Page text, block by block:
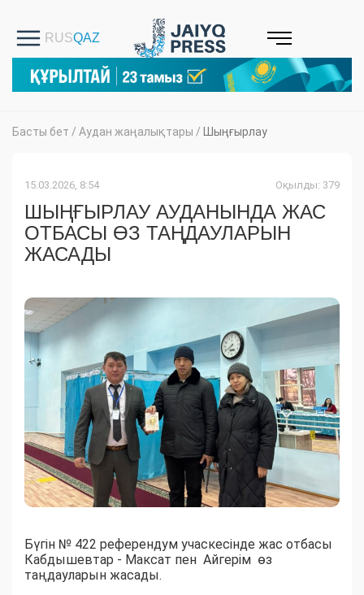
Басты бет / Аудан жаңалықтары / Шыңғырлау
15.03.2026, 8:54 Оқылды: 379
ШЫҢҒЫРЛАУ АУДАНЫНДА ЖАС
ОТБАСЫ ӨЗ ТАҢДАУЛАРЫН
ЖАСАДЫ
Бүгін № 422 референдум учаскесінде жас отбасы
Кабдышевтар - Максат пен Айгерім өз
таңдауларын жасады.